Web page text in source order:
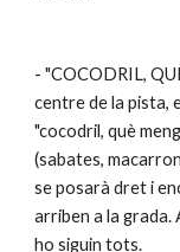
- "COCODRIL,
centre de la pista,
"cocodril, què
(sabates,
se posarà dret i
arriben a la grada.
ho siguin tots.